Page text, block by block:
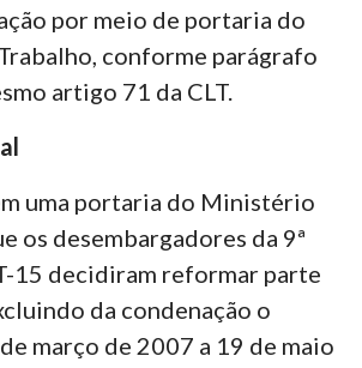
por meio de portaria do
conforme parágrafo
artigo 71 da CLT.
uma portaria do Ministério
os desembargadores da 9ª
15 decidiram reformar parte
da condenação o
março de 2007 a 19 de maio